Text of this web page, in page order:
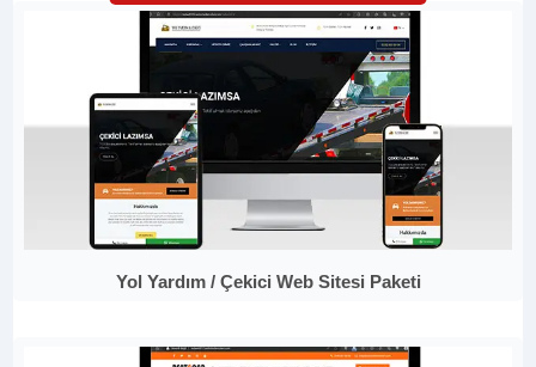
Yol Yardım / Çekici Web Sitesi Paketi